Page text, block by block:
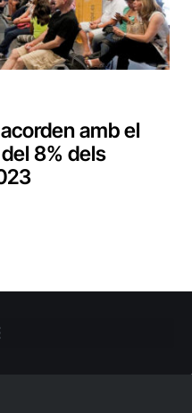
amb el
8% dels